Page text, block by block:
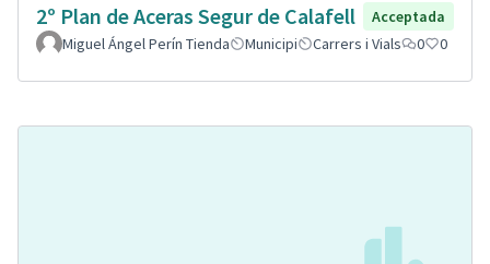
2º Plan de Aceras Segur de Calafell
Acceptada
Miguel Ángel Perín Tienda
Municipi Carrers i Vials 0 0